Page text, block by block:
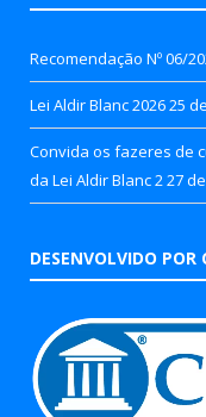
Recomendação Nº 06/
Lei Aldir Blanc 202625
Convida os fazeres de
da Lei Aldir Blanc 227
DESENVOLVIDO POR